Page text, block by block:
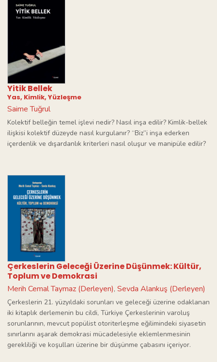
Yitik Bellek
Yas, Kimlik, Yüzleşme
Saime Tuğrul
Kolektif belleğin temel işlevi nedir? Nasıl inşa edilir? Kimlik-bellek
ilişkisi kolektif düzeyde nasıl kurgulanır? “Biz”i inşa ederken
içerdenlik ve dışardanlık kriterleri nasıl oluşur ve manipüle edilir?
Çerkeslerin Geleceği Üzerine Düşünmek: Kültür,
Toplum ve Demokrasi
Merih Cemal Taymaz (Derleyen), Sevda Alankuş (Derleyen)
Çerkeslerin 21. yüzyıldaki sorunları ve geleceği üzerine odaklanan
iki kitaplık derlemenin bu cildi, Türkiye Çerkeslerinin varoluş
sorunlarının, mevcut popülist otoriterleşme eğilimindeki siyasetin
sınırlarını aşarak demokrasi mücadelesiyle eklemlenmesinin
gerekliliği ve koşulları üzerine bir düşünme çabasını içeriyor.